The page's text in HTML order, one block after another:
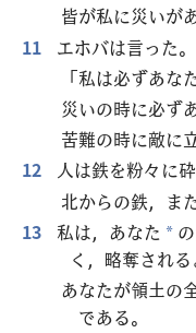
皆が私に災いが
11
エホバは言った。
「私は必ずあな
災いの時に必ず
苦難の時に敵に
12
人は鉄を粉々に
北からの鉄，ま
13
私は，あなた *
く，略奪され
あなたが領土の
である。